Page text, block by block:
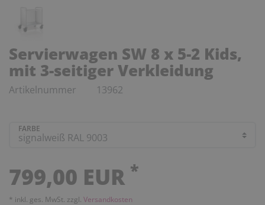
Servierwagen SW 8 x 5-2 Kids,
mit 3-seitiger Verkleidung
Artikelnummer 13962
FARBE
799,00 EUR *
* inkl. ges. MwSt. zzgl. Versandkosten